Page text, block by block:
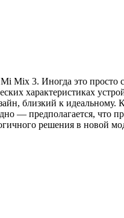
Mi Mix 3. Иногда это просто
характеристиках
близкий к идеальному.
— предполагается, что
решения в новой